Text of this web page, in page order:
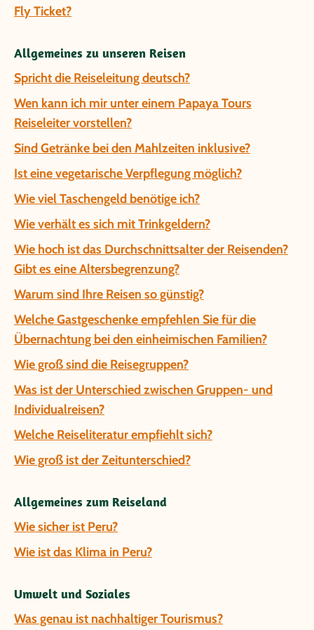
Fly Ticket?
Allgemeines zu unseren Reisen
Spricht die Reiseleitung deutsch?
Wen kann ich mir unter einem Papaya Tours
Reiseleiter vorstellen?
Sind Getränke bei den Mahlzeiten inklusive?
Ist eine vegetarische Verpflegung möglich?
Wie viel Taschengeld benötige ich?
Wie verhält es sich mit Trinkgeldern?
Wie hoch ist das Durchschnittsalter der Reisenden?
Gibt es eine Altersbegrenzung?
Warum sind Ihre Reisen so günstig?
Welche Gastgeschenke empfehlen Sie für die
Übernachtung bei den einheimischen Familien?
Wie groß sind die Reisegruppen?
Was ist der Unterschied zwischen Gruppen- und
Individualreisen?
Welche Reiseliteratur empfiehlt sich?
Wie groß ist der Zeitunterschied?
Allgemeines zum Reiseland
Wie sicher ist Peru?
Wie ist das Klima in Peru?
Umwelt und Soziales
Was genau ist nachhaltiger Tourismus?